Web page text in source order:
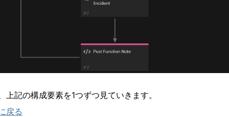
上記の構成要素を1つずつ見ていきます。
戻る